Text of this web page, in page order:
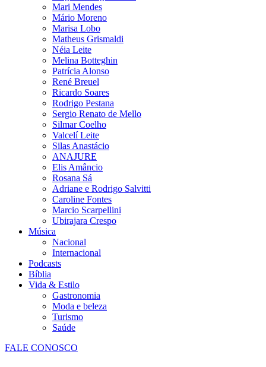
Mari Mendes
Mário Moreno
Marisa Lobo
Matheus Grismaldi
Néia Leite
Melina Botteghin
Patrícia Alonso
René Breuel
Ricardo Soares
Rodrigo Pestana
Sergio Renato de Mello
Silmar Coelho
Valcelí Leite
Silas Anastácio
ANAJURE
Elis Amâncio
Rosana Sá
Adriane e Rodrigo Salvitti
Caroline Fontes
Marcio Scarpellini
Ubirajara Crespo
Música
Nacional
Internacional
Podcasts
Bíblia
Vida & Estilo
Gastronomia
Moda e beleza
Turismo
Saúde
FALE CONOSCO